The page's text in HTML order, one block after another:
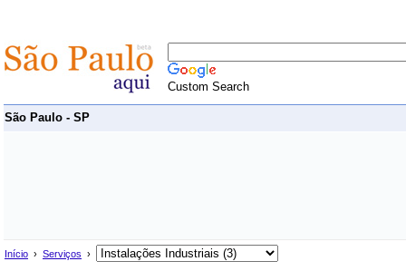
Custom Search
São Paulo - SP
Início › Serviços ›